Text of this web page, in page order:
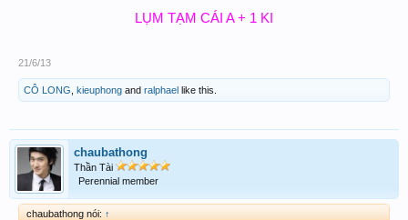
LỤM TẠM CÁI A + 1 KI
21/6/13
CÔ LONG kieuphong and ralphael like this.
chaubathong
Thần Tài
Perennial member
chaubathong nói: ↑